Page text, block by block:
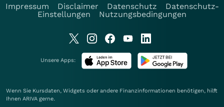
Impressum
Disclaimer Datenschutz
Datenschutz-
Einstellungen
Nutzungsbedingungen
Unsere Apps:
Wenn Sie Kursdaten, Widgets oder andere Finanzinformationen benötigen, hilft
Ihnen ARIVA gerne.